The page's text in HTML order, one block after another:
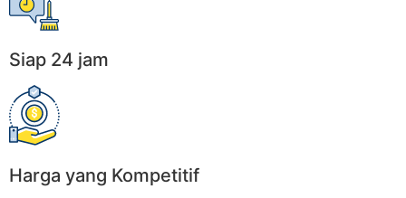
Siap 24 jam
Harga yang Kompetitif